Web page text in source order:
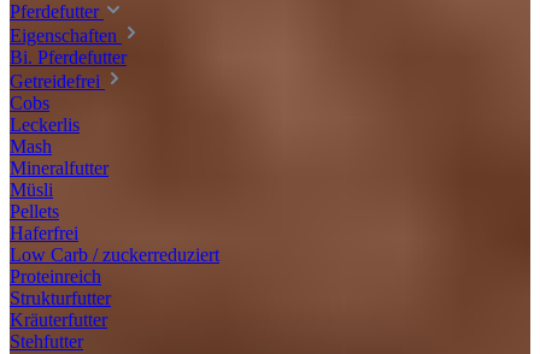
Pferdefutter
Eigenschaften
Bi. Pferdefutter
Getreidefrei
Cobs
Leckerlis
Mash
Mineralfutter
Müsli
Pellets
Haferfrei
Low Carb / zuckerreduziert
Proteinreich
Strukturfutter
Kräuterfutter
Stehfutter